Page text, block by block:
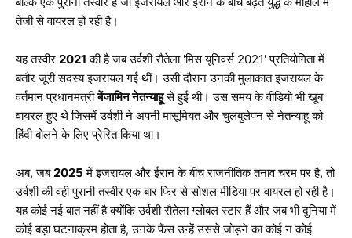
तेजी से वायरल हो रही है।
यह तस्वीर 2021 की है जब उर्वशी रौतेला 'मिस यूनिवर्स 2021' प्रतियोगिता में
बतौर जूरी सदस्य इजरायल गई थीं। उसी दौरान उनकी मुलाकात इजरायल के
वर्तमान प्रधानमंत्रीबेंजामिन नेतन्याहूसे हुई थी। उस समय के वीडियो भी खूब
वायरल हुए थे जिसमें उर्वशी ने अपनी मासूमियत और चुलबुलेपन से नेतन्याहू को
हिंदी बोलने के लिए प्रेरित किया था।
अब, जब2025 में इजरायल और ईरान के बीच राजनीतिक तनाव चरम पर है, तो
उर्वशी की वही पुरानी तस्वीर एक बार फिर से सोशल मीडिया पर वायरल हो रही है।
यह कोई नई बात नहीं है क्योंकि उर्वशी रौतेला ग्लोबल स्टार हैं और जब भी दुनिया में
कोई बड़ा घटनाक्रम होता है, उनके फैंस उन्हें उससे जोड़ने का कोई न कोई